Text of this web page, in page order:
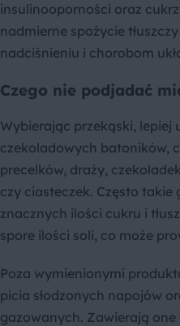
insulinooporności oraz
nadmierne spożycie
nadciśnieniu i chorobom
Czego nie podjadać
Wybierając przekąski, lepiej
czekoladowych batoników,
precelków, draży,
czy ciasteczek. Często
znacznych ilości cukru i
spore ilości soli, co może
Poza wymienionymi
picia słodzonych napojów
gazowanych. Zawierają one